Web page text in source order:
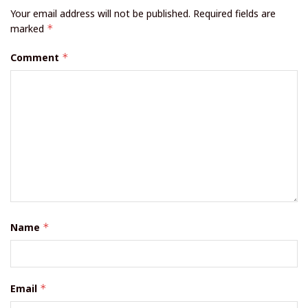
Your email address will not be published. Required fields are
marked *
Comment *
Name *
Email *